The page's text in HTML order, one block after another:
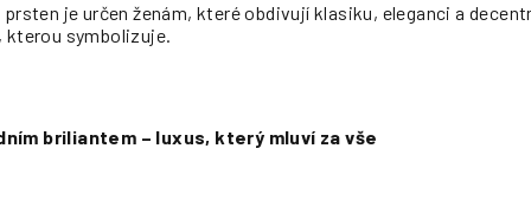
je určen ženám, které obdivují klasiku, eleganci a
symbolizuje.
briliantem – luxus, který mluví za vše